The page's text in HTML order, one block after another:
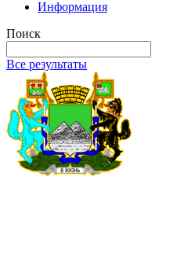
Информация
Поиск
Все результаты